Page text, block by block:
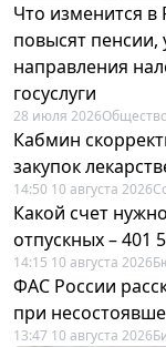
Что изменится в
повысят
направления
госуслуги
28 июля 2026
Кабмин
закупок
14:50 10 августа 2026
Какой счет
отпускных – 401
14:15 10 августа 2026
ФАС России
при
13:47 10 августа 2026